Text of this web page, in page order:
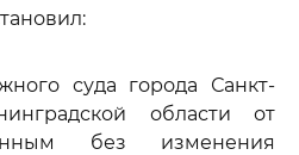
суда города Санкт-
области от
без изменения